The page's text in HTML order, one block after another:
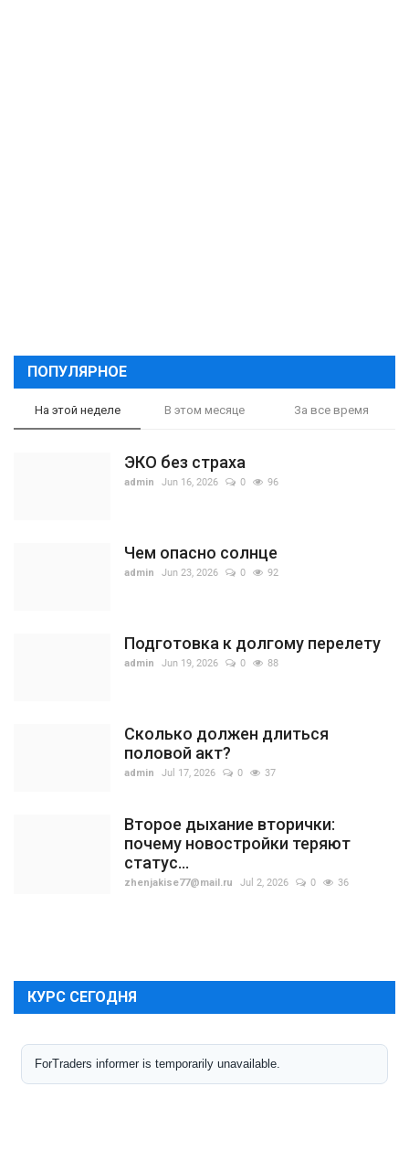
ПОПУЛЯРНОЕ
На этой неделе В этом месяце За все время
ЭКО без страха
admin Jun 16, 2026 0 96
Чем опасно солнце
admin Jun 23, 2026 0 92
Подготовка к долгому перелету
admin Jun 19, 2026 0 88
Сколько должен длиться
половой акт?
admin Jul 17, 2026 0 37
Второе дыхание вторички:
почему новостройки теряют
статус...
zhenjakise77@mail.ru Jul 2, 2026 0 36
КУРС СЕГОДНЯ